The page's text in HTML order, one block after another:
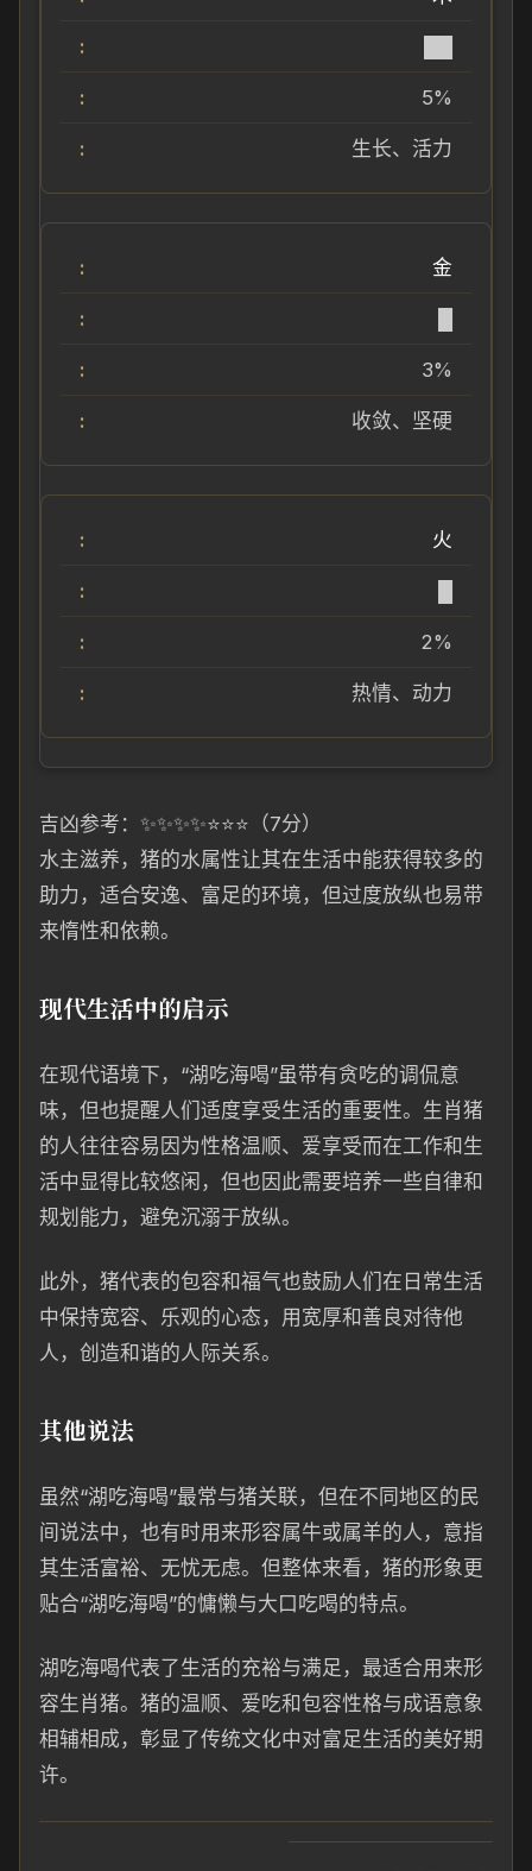
5%
生长、活力
金
3%
收敛、坚硬
火
2%
热情、动力
吉凶参考：✨✨✨✨⭐⭐⭐（7分）
水主滋养，猪的水属性让其在生活中能获得较多的
助力，适合安逸、富足的环境，但过度放纵也易带
来惰性和依赖。
现代生活中的启示
在现代语境下，“湖吃海喝”虽带有贪吃的调侃意
味，但也提醒人们适度享受生活的重要性。生肖猪
的人往往容易因为性格温顺、爱享受而在工作和生
活中显得比较悠闲，但也因此需要培养一些自律和
规划能力，避免沉溺于放纵。
此外，猪代表的包容和福气也鼓励人们在日常生活
中保持宽容、乐观的心态，用宽厚和善良对待他
人，创造和谐的人际关系。
其他说法
虽然“湖吃海喝”最常与猪关联，但在不同地区的民
间说法中，也有时用来形容属牛或属羊的人，意指
其生活富裕、无忧无虑。但整体来看，猪的形象更
贴合“湖吃海喝”的慵懒与大口吃喝的特点。
湖吃海喝代表了生活的充裕与满足，最适合用来形
容生肖猪。猪的温顺、爱吃和包容性格与成语意象
相辅相成，彰显了传统文化中对富足生活的美好期
许。